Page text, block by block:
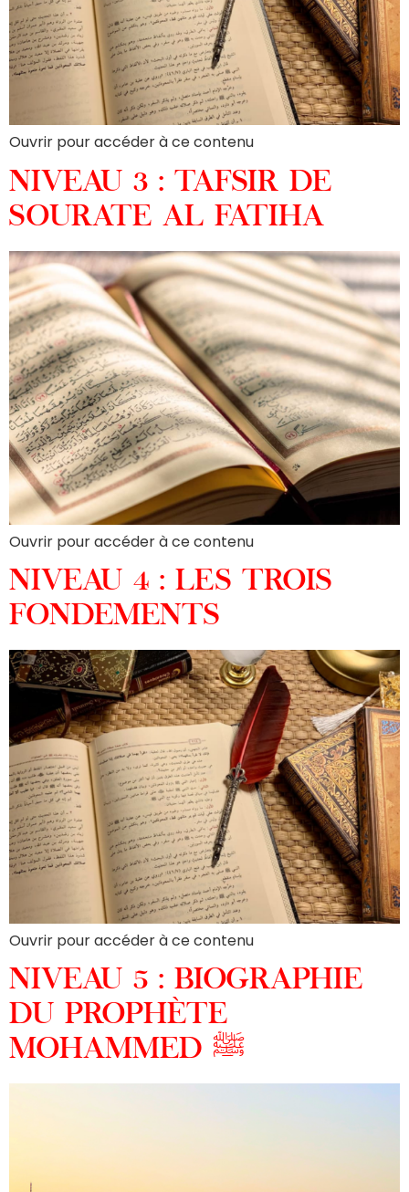
Ouvrir pour accéder à ce contenu
NIVEAU 3 : TAFSIR DE
SOURATE AL FATIHA
Ouvrir pour accéder à ce contenu
NIVEAU 4 : LES TROIS
FONDEMENTS
Ouvrir pour accéder à ce contenu
NIVEAU 5 : BIOGRAPHIE
DU PROPHÈTE
MOHAMMED ﷺ